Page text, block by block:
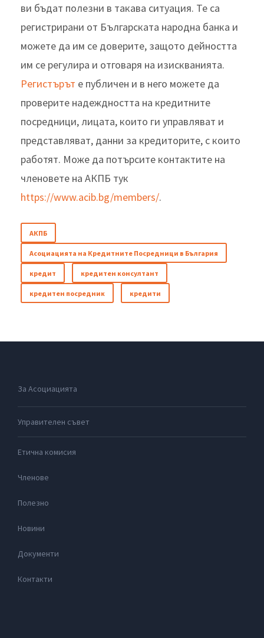
ви бъдат полезни в такава ситуация. Те са
регистрирани от Българската народна банка и
можете да им се доверите, защото дейността
им се регулира и отговаря на изискванията.
Регистърът е публичен и в него можете да
проверите надеждността на кредитните
посредници, лицата, които ги управляват и
представляват, данни за кредиторите, с които
работят. Може да потърсите контактите на
членовете на АКПБ тук
https://www.acib.bg/members/.
АКПБ
Асоциацията на Кредитните Посредници в България
кредит кредитен консултант
кредитен посредник кредити
За Асоциацията
Управителен съвет
Етична комисия
Членове
Полезно
Новини
Документи
Контакти